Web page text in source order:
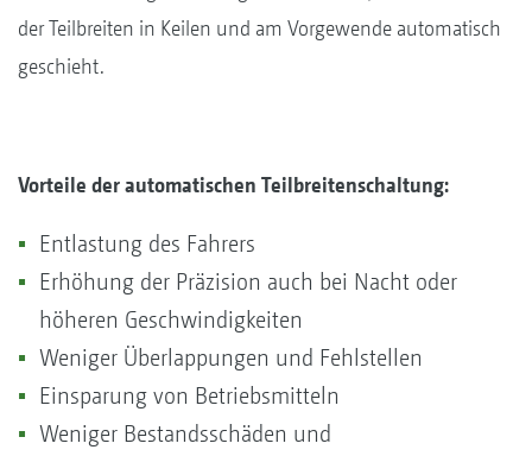
der Teilbreiten in Keilen und am Vorgewende automatisch
geschieht.
Vorteile der automatischen Teilbreitenschaltung:
Entlastung des Fahrers
Erhöhung der Präzision auch bei Nacht oder
höheren Geschwindigkeiten
Weniger Überlappungen und Fehlstellen
Einsparung von Betriebsmitteln
Weniger Bestandsschäden und